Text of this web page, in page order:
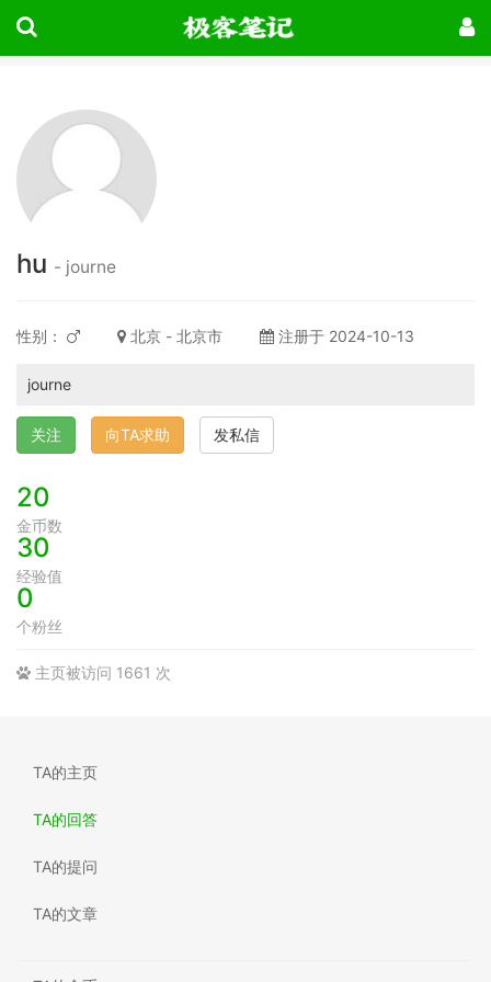
hu - journe
性别： 北京 - 北京市 注册于 2024-10-13
journe
关注 向TA求助 发私信
20
金币数
30
经验值
0
个粉丝
主页被访问 1661 次
TA的主页
TA的回答
TA的提问
TA的文章